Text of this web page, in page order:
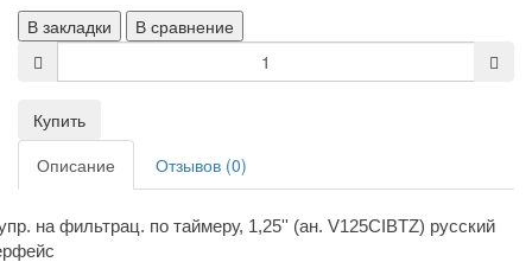
В закладки
В сравнение
Купить
Описание
Отзывов (0)
на фильтрац. по таймеру, 1,25'' (ан. V125CIBTZ) русский